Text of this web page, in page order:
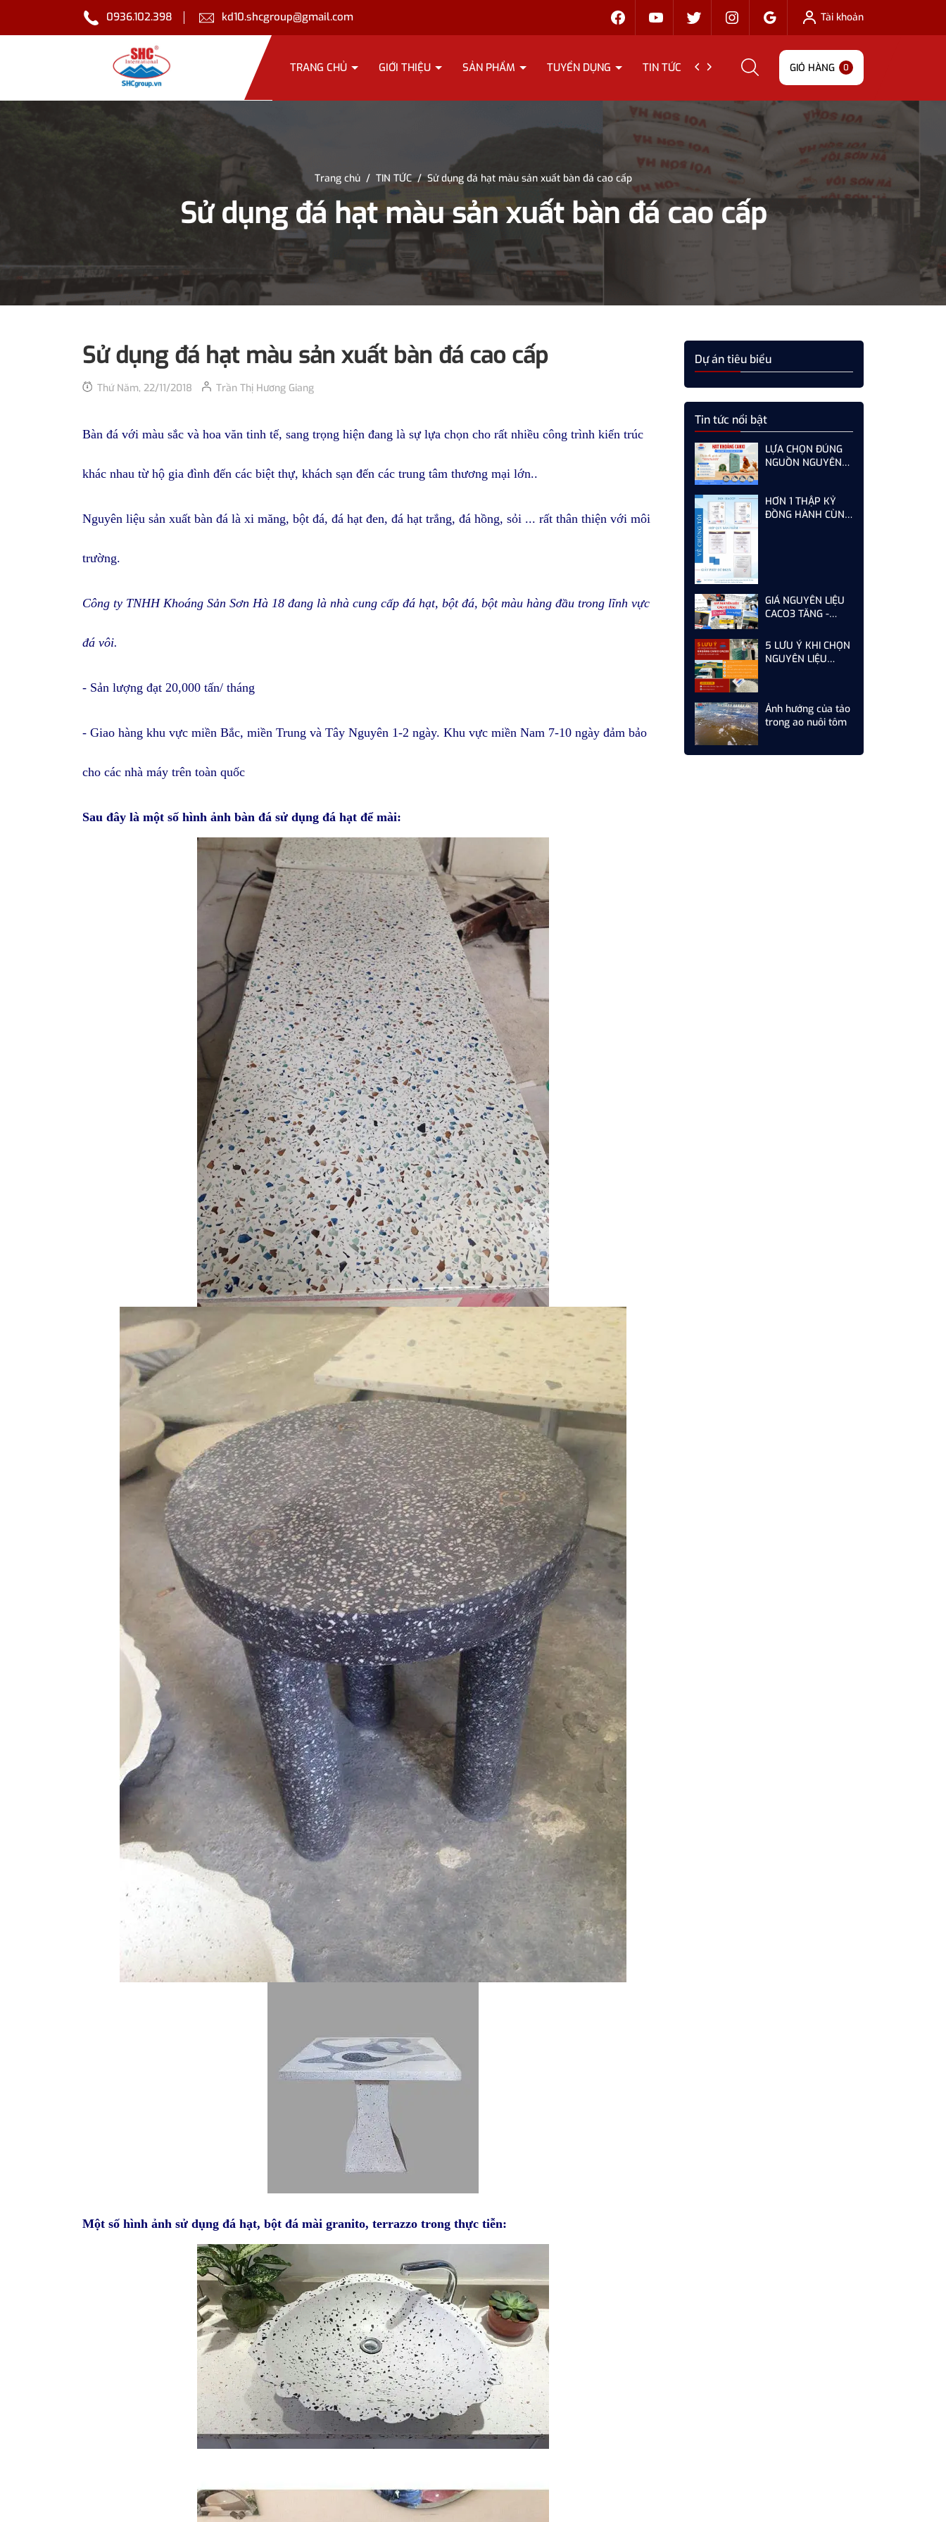
0936.102.398 kd10.shcgroup@gmail.com Tài khoản
TRANG CHỦ GIỚI THIỆU SẢN PHẨM TUYỂN DỤNG TIN TỨC LIÊN HỆ GIỎ HÀNG 0
Trang chủ / TIN TỨC / Sử dụng đá hạt màu sản xuất bàn đá cao cấp
Sử dụng đá hạt màu sản xuất bàn đá cao cấp
Sử dụng đá hạt màu sản xuất bàn đá cao cấp
Thứ Năm, 22/11/2018 Trần Thị Hương Giang
Bàn đá với màu sắc và hoa văn tinh tế, sang trọng hiện đang là sự lựa chọn cho rất nhiều công trình kiến trúc
khác nhau từ hộ gia đình đến các biệt thự, khách sạn đến các trung tâm thương mại lớn..
Nguyên liệu sản xuất bàn đá là xi măng, bột đá, đá hạt đen, đá hạt trắng, đá hồng, sỏi ... rất thân thiện với môi
trường.
Công ty TNHH Khoáng Sản Sơn Hà 18 đang là nhà cung cấp đá hạt, bột đá, bột màu hàng đầu trong lĩnh vực
đá vôi.
- Sản lượng đạt 20,000 tấn/ tháng
- Giao hàng khu vực miền Bắc, miền Trung và Tây Nguyên 1-2 ngày. Khu vực miền Nam 7-10 ngày đảm bảo
cho các nhà máy trên toàn quốc
Sau đây là một số hình ảnh bàn đá sử dụng đá hạt để mài:
Một số hình ảnh sử dụng đá hạt, bột đá mài granito, terrazzo trong thực tiễn:
Dự án tiêu biểu
Tin tức nổi bật
LỰA CHỌN ĐÚNG
NGUỒN NGUYÊN
TỐI ƯU CHO GÀ,
VỊT ĐẺ NĂNG SUẤT
HƠN 1 THẬP KỶ
ĐỒNG HÀNH CÙNG
GIÁ NGUYÊN LIỆU
CACO3 TĂNG -
CẦN LÀM GÌ ĐỂ TỐI
ƯU CHI PHÍ
5 LƯU Ý KHI CHỌN
NGUYÊN LIỆU
XUẤT THỨC ĂN
CHĂN NUÔI
Ảnh hưởng của tảo
trong ao nuôi tôm